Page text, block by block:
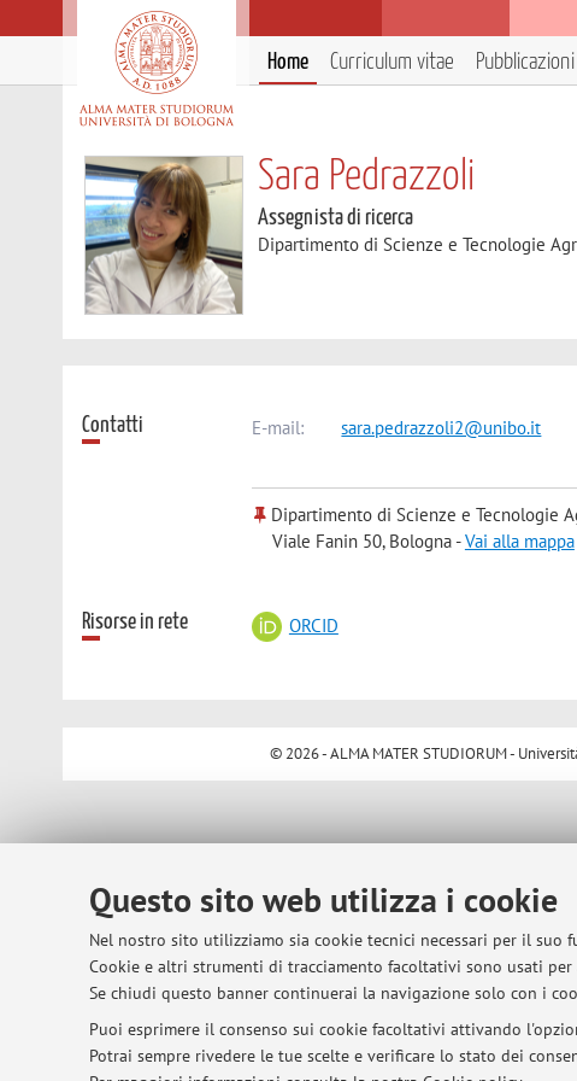
Questo sito web utilizza i cookie
Nel nostro sito utilizziamo sia cookie tecnici necessari per il
Cookie e altri strumenti di tracciamento facoltativi sono usati
Se chiudi questo banner continuerai la navigazione solo con i
Puoi esprimere il consenso sui cookie facoltativi attivando
Potrai sempre rivedere le tue scelte e verificare lo stato dei
Home Curriculum vitae Pubblicazioni
Sara Pedrazzoli
Assegnista di ricerca
Dipartimento di Scienze e Tecnologie
Contatti E-mail: sara.pedrazzoli2@unibo.it
Dipartimento di Scienze e Tecnologie
Viale Fanin 50, Bologna -Vai alla mappa
Risorse in rete ORCID
© 2026 - ALMA MATER STUDIORUM -